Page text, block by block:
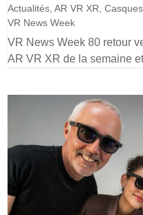
Actualités ,AR VR XR ,
VR News Week
VR News Week 80 retour
AR VR XR de la semaine